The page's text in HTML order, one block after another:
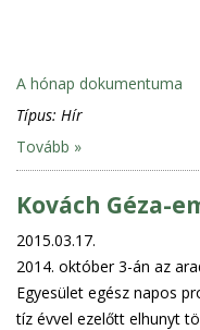
A hónap dokumentuma
Típus: Hír
Tovább »
Kovách Géza-
2015.03.17.
2014. október 3-án az
Egyesület egész napos
tíz évvel ezelőtt elhunyt